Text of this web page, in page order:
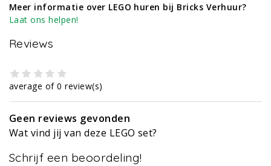
Meer informatie over LEGO huren bij Bricks Verhuur?
Laat ons helpen!
Reviews
average of 0 review(s)
Geen reviews gevonden
Wat vind jij van deze LEGO set?
Schrijf een beoordeling!